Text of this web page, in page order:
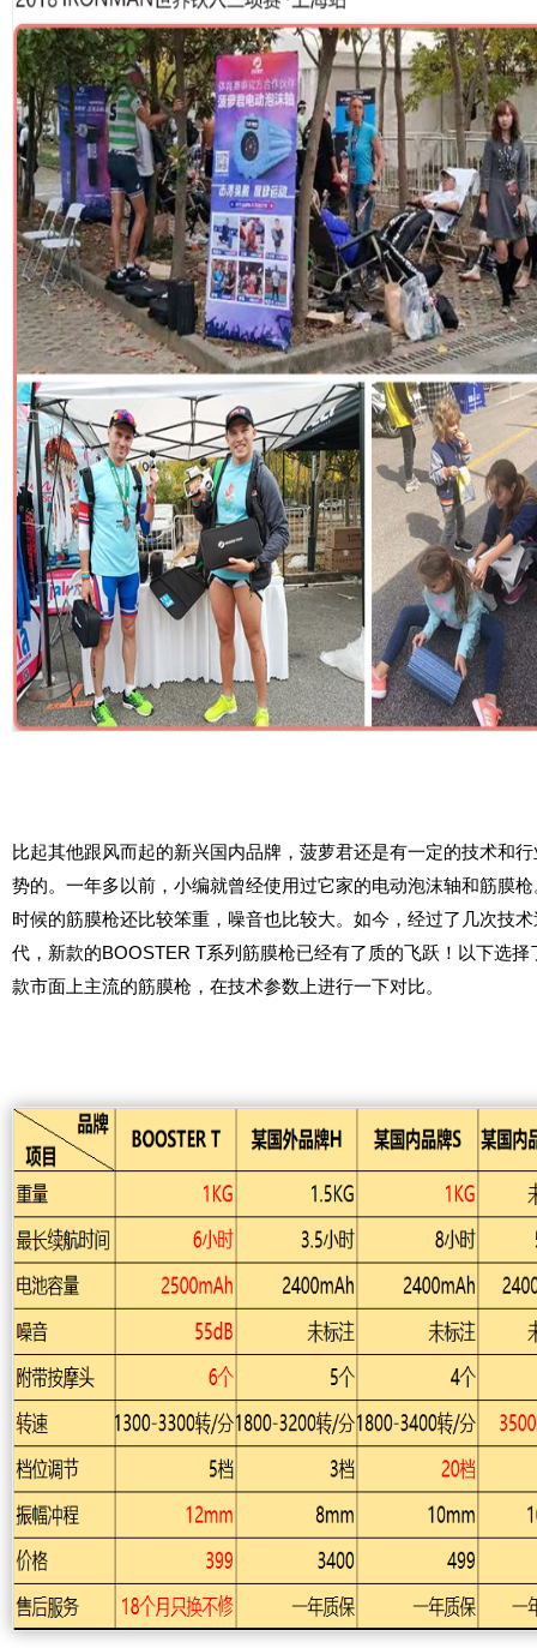
比起其他跟风而起的新兴国内品牌，菠萝君还是有一定的技术和
势的。一年多以前，小编就曾经使用过它家的电动泡沫轴和筋膜
时候的筋膜枪还比较笨重，噪音也比较大。如今，经过了几次技术
代，新款的BOOSTER T系列筋膜枪已经有了质的飞跃！以下选择
款市面上主流的筋膜枪，在技术参数上进行一下对比。